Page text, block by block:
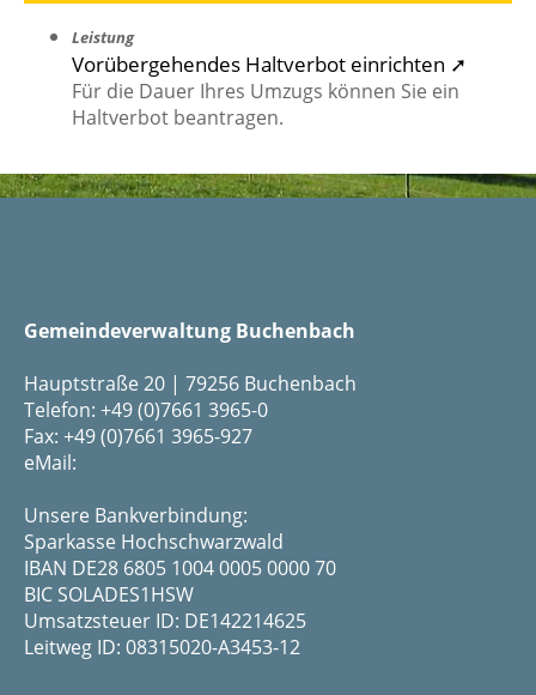
Leistung
Vorübergehendes Haltverbot einrichten ➚
Für die Dauer Ihres Umzugs können Sie ein
Haltverbot beantragen.
Gemeindeverwaltung Buchenbach
Hauptstraße 20 | 79256 Buchenbach
Telefon: +49 (0)7661 3965-0
Fax: +49 (0)7661 3965-927
eMail:
Unsere Bankverbindung:
Sparkasse Hochschwarzwald
IBAN DE28 6805 1004 0005 0000 70
BIC SOLADES1HSW
Umsatzsteuer ID: DE142214625
Leitweg ID: 08315020-A3453-12